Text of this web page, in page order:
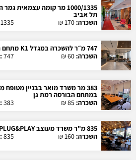
תל אביב
השכרה:
1335
747 מ״ר להשכרה במגדל K1 מתחם האלף ראשון לציון
השכרה:
747
383 מר משרד מואר בבניין
במתחם הבורסה רמת גן
השכרה:
383
835 מ"ר משרד מעוצב PLUG&PLAY מגדלי מידטאון תל אביב
השכרה:
835